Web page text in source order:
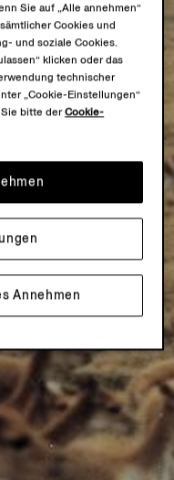
Sie auf „Alle annehmen“
Cookies und
und soziale Cookies.
klicken oder das
technischer
„Cookie-Einstellungen“
Sie bitte derCookie-
Annehmen